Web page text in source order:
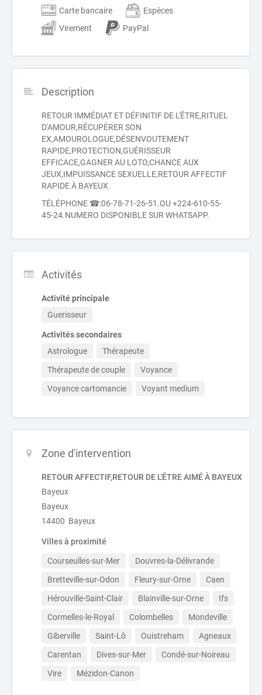
Carte bancaire
Espèces
Virement
PayPal
Description
RETOUR IMMÉDIAT ET DÉFINITIF DE L'ÊTRE,RITUEL
D'AMOUR,RÉCUPÉRER SON
EX,AMOUROLOGUE,DÉSENVOUTEMENT
RAPIDE,PROTECTION,GUÉRISSEUR
EFFICACE,GAGNER AU LOTO,CHANCE AUX
JEUX,IMPUISSANCE SEXUELLE,RETOUR AFFECTIF
RAPIDE À BAYEUX.
TÉLÉPHONE ☎:06-78-71-26-51.OU +224-610-55-
45-24.NUMERO DISPONIBLE SUR WHATSAPP.
Activités
Activité principale
Guerisseur
Activités secondaires
Astrologue
Thérapeute
Thérapeute de couple
Voyance
Voyance cartomancie
Voyant medium
Zone d'intervention
RETOUR AFFECTIF,RETOUR DE L'ÊTRE AIMÉ À BAYEUX
Bayeux
Bayeux
14400 Bayeux
Villes à proximité
Courseulles-sur-Mer
Douvres-la-Délivrande
Bretteville-sur-Odon
Fleury-sur-Orne
Caen
Hérouville-Saint-Clair
Blainville-sur-Orne
Ifs
Cormelles-le-Royal
Colombelles
Mondeville
Giberville
Saint-Lô Ouistreham
Agneaux
Carentan
Dives-sur-Mer
Condé-sur-Noireau
Vire
Mézidon-Canon